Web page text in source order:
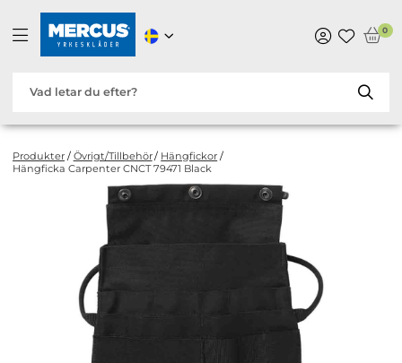
0
Produkter / Övrigt/Tillbehör/ Hängfickor /
Hängficka Carpenter CNCT 79471 Black